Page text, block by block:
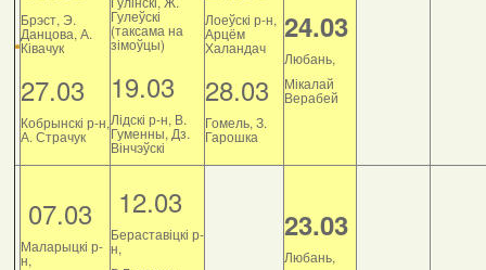
Брэст, Э.
Данцова, А.
Ківачук
27.03
Кобрынскі р-н,
А. Страчук
Гулеўскі
(таксама на
зімоўцы)
19.03
Лідскі р-н, В.
Гуменны, Дз.
Вінчэўскі
Лоеўскі р-н,
Арцём
Халандач
28.03
Гомель, З.
Гарошка
24.03
Любань,
Мікалай
Верабей
07.03
Маларыцкі р-
н,
12.03
Бераставіцкі р-
н,
23.03
Любань,